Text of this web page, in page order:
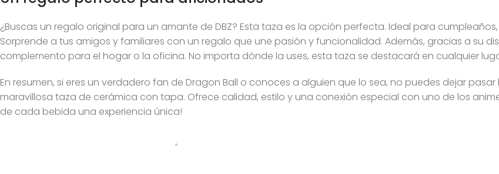
¿Buscas un regalo original para un amante de DBZ? Esta taza es la opción perfecta. Ideal para
Sorprende a tus amigos y familiares con un regalo que une pasión y funcionalidad. Además, gracias a su
complemento para el hogar o la oficina. No importa dónde la uses, esta taza se destacará en cualquier
En resumen, si eres un verdadero fan de Dragon Ball o conoces a alguien que lo sea, no puedes dejar
maravillosa taza de cerámica con tapa. Ofrece calidad, estilo y una conexión especial con uno de los
de cada bebida una experiencia única!